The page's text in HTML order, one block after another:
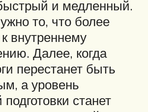
и медленный.
то, что более
внутреннему
Далее, когда
перестанет быть
а уровень
станет